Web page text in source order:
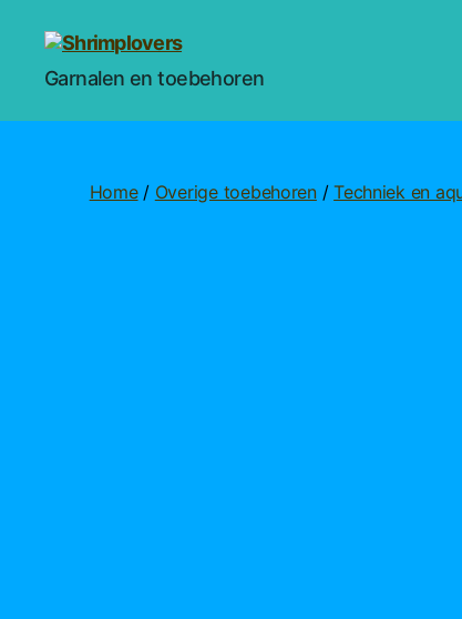
Shrimplovers
Garnalen en toebehoren
Home/ Overige toebehoren/Techniek en